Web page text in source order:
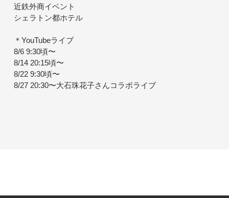
近鉄外商イベント
シェラトン都ホテル
＊YouTubeライブ
8/6 9:30頃〜
8/14 20:15頃〜
8/22 9:30頃〜
8/27 20:30〜大石珠花子さんコラボライブ